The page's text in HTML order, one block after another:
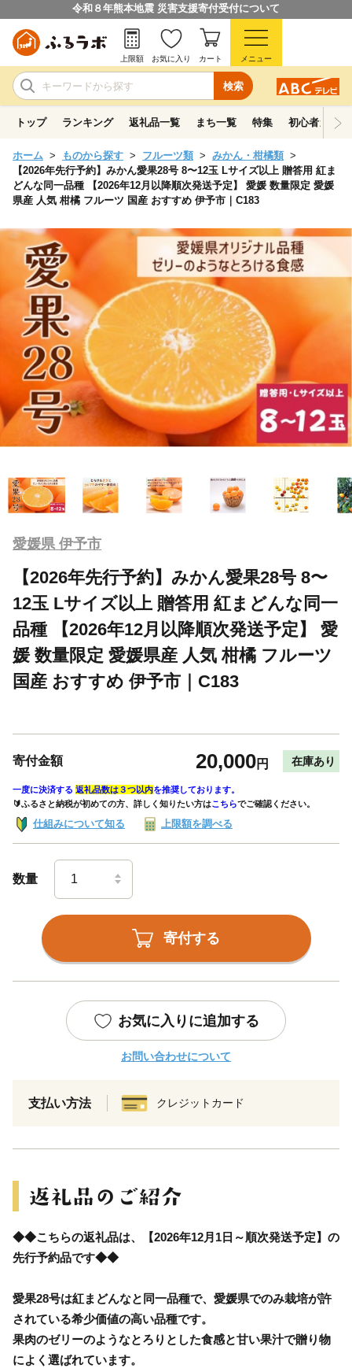
令和８年熊本地震 災害支援寄付受付について
検索
上限額 お気に入り カート メニュー
トップ ランキング 返礼品一覧 まち一覧 特集 初心者ガイド
ホーム ものから探す フルーツ類
みかん・柑橘類
【2026年先行予約】みかん愛果28号 8〜12玉 Lサイズ以上 贈答用 紅ま
どんな同一品種 【2026年12月以降順次発送予定】 愛媛 数量限定 愛媛
県産 人気 柑橘 フルーツ 国産 おすすめ 伊予市｜C183
愛媛県 伊予市
【2026年先行予約】みかん愛果28号 8〜
12玉 Lサイズ以上 贈答用 紅まどんな同一
品種 【2026年12月以降順次発送予定】 愛
媛 数量限定 愛媛県産 人気 柑橘 フルーツ
国産 おすすめ 伊予市｜C183
寄付金額 20,000円 在庫あり
一度に決済する 返礼品数は３つ以内を推奨しております。
🔰ふるさと納税が初めての方、詳しく知りたい方はこちらでご確認ください。
仕組みについて知る 上限額を調べる
数量
寄付する
お気に入りに追加する
お問い合わせについて
支払い方法 クレジットカード
◆◆こちらの返礼品は、【2026年12月1日～順次発送予定】の
先行予約品です◆◆
愛果28号は紅まどんなと同一品種で、愛媛県でのみ栽培が許
されている希少価値の高い品種です。
果肉のゼリーのようなとろりとした食感と甘い果汁で贈り物
によく選ばれています。